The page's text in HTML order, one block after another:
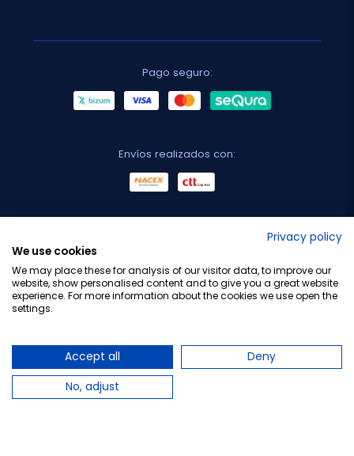
Pago seguro:
Envíos realizados con:
Privacy policy
We use cookies
We may place these for analysis of our visitor data, to improve our
website, show personalised content and to give you a great website
experience. For more information about the cookies we use open the
settings.
Accept all
Deny
No, adjust